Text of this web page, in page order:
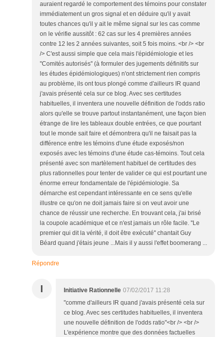
auraient regardé le comportement des témoins pour constater
immédiatement un gros signal et en déduire qu'il y avait
toutes chances qu'il y ait le même signal sur les cas comme
on le vérifie aussitôt : 62 cas sur les 4 premières années
contre 12 les 2 années suivantes, soit 5 fois moins. <br /> <br
/> C'est aussi simple que cela mais l'épidémiologie et les
''Comités autorisés'' (à formuler des jugements définitifs sur
les études épidémiologiques) n'ont strictement rien compris
au problème, ils ont tous plongé comme d'ailleurs IR quand
j'avais présenté cela sur ce blog. Avec ses certitudes
habituelles, il inventera une nouvelle définition de l'odds ratio
alors qu'elle se trouve partout instantanément, une façon bien
étrange de lire les tableaux double entrées, ce que pourtant
tout le monde sait faire et démontrera qu'il ne faisait pas la
différence entre les témoins d'une étude exposés/non
exposés avec les témoins d'une étude cas-témoins. Tout cela
présenté avec son martèlement habituel de certitudes des
plus rationnelles pour tenter de valider ce qui est pourtant une
énorme erreur fondamentale de l'épidémiologie. Sa
démarche est cependant intéressante en ce sens qu'elle
illustre ce qu'on ne doit jamais faire si on veut avoir une
chance de réussir une recherche. En trouvant cela, j'ai brisé
la coupole académique et ce n'est jamais un rôle facile. ''Le
premier qui dit la vérité, il doit être exécuté'' chantait Guy
Béard quand j'étais jeune ...Mais il y aussi l'effet boomerang ...
Répondre
I Initiative Rationnelle 07/02/2017 11:28
"comme d'ailleurs IR quand j'avais présenté cela sur
ce blog. Avec ses certitudes habituelles, il inventera
une nouvelle définition de l'odds ratio"<br /> <br />
L'expérience montre que des données factuelles